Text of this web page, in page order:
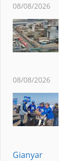
08/08/2026
08/08/2026
Gianyar